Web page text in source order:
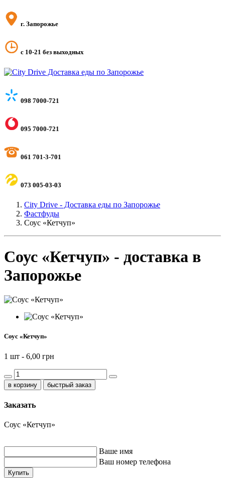
г. Запорожье
с 10-21 без выходных
098 7000-721
095 7000-721
061 701-3-701
073 005-03-03
City Drive - Доставка еды по Запорожье
Фастфуды
Соус «Кетчуп»
Соус «Кетчуп» - доставка в
Запорожье
Соус «Кетчуп»
1 шт - 6,00 грн
быстрый заказ
Заказать
Соус «Кетчуп»
Ваше имя
Ваш номер телефона
Купить